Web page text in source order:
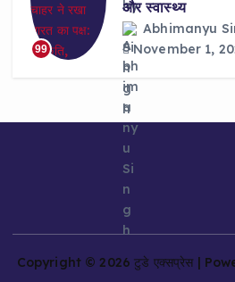
99
और स्वास्थ्य
Abhimanyu
November 1,
Copyright © 2026 टुडे एक्सप्रेस |